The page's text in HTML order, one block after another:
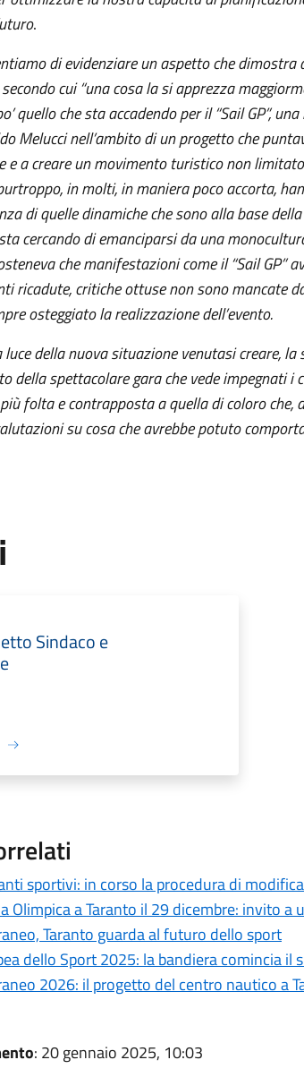
.
di evidenziare un aspetto che
cui “una cosa la si apprezza
quello che sta accadendo per il “Sail GP”,
Melucci nell’ambito di un progetto che
e a creare un movimento turistico non
in molti, in maniera poco accorta,
di quelle dinamiche che sono alla base
cercando di emanciparsi da una
che manifestazioni come il “Sail
ricadute, critiche ottuse non sono mancate
osteggiato la realizzazione dell’evento.
luce della nuova situazione venutasi creare,
della spettacolare gara che vede impegnati
folta e contrapposta a quella di coloro che,
su cosa che avrebbe potuto
Sindaco e
sportivi: in corso la procedura di modifica
Olimpica a Taranto il 29 dicembre: invito a
Taranto guarda al futuro dello sport
dello Sport 2025: la bandiera comincia il
2026: il progetto del centro nautico a
: 20 gennaio 2025, 10:03